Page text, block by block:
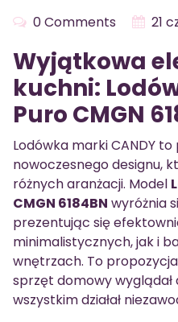
0 Comments 21
Wyjątkowa
kuchni:
Puro CMGN
Lodówka marki CANDY
nowoczesnego designu,
różnych aranżacji. Model
CMGN 6184BN wyróżnia
prezentując się
minimalistycznych, jak i
wnętrzach. To
sprzęt domowy
wszystkim działał